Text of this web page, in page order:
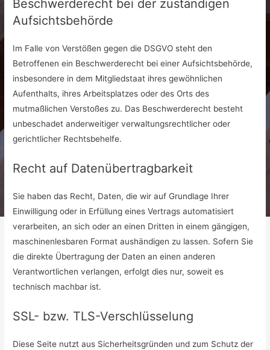
Beschwerderecht bei der zuständigen
Aufsichtsbehörde
Im Falle von Verstößen gegen die DSGVO steht den
Betroffenen ein Beschwerderecht bei einer Aufsichtsbehörde,
insbesondere in dem Mitgliedstaat ihres gewöhnlichen
Aufenthalts, ihres Arbeitsplatzes oder des Orts des
mutmaßlichen Verstoßes zu. Das Beschwerderecht besteht
unbeschadet anderweitiger verwaltungsrechtlicher oder
gerichtlicher Rechtsbehelfe.
Recht auf Datenübertragbarkeit
Sie haben das Recht, Daten, die wir auf Grundlage Ihrer
Einwilligung oder in Erfüllung eines Vertrags automatisiert
verarbeiten, an sich oder an einen Dritten in einem gängigen,
maschinenlesbaren Format aushändigen zu lassen. Sofern Sie
die direkte Übertragung der Daten an einen anderen
Verantwortlichen verlangen, erfolgt dies nur, soweit es
technisch machbar ist.
SSL- bzw. TLS-Verschlüsselung
Diese Seite nutzt aus Sicherheitsgründen und zum Schutz der